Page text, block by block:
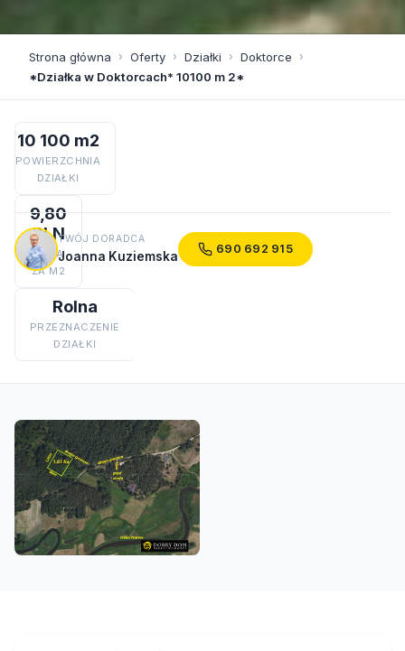
Strona główna › Oferty › Działki › Doktorce ›
*Działka w Doktorcach* 10100 m 2*
10 100 m2
POWIERZCHNIA
DZIAŁKI
9,80
PLN
CENA
ZA M2
Rolna
PRZEZNACZENIE
DZIAŁKI
TWÓJ DORADCA
Joanna Kuziemska 690 692 915